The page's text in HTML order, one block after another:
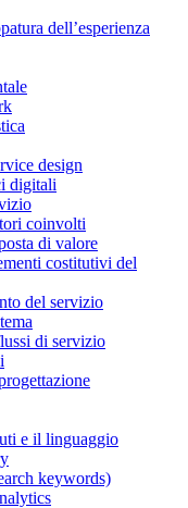
dell’esperienza
design
digitali
coinvolti
di valore
costitutivi del
del servizio
di servizio
e il linguaggio
keywords)